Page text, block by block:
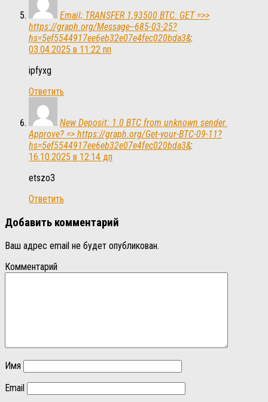
Email; TRANSFER 1,93500 BTC. GET =>>
https://graph.org/Message--685-03-25?
hs=5ef5544917ee6eb32e07e4fec020bda3&:
03.04.2025 в 11:22 пп
ipfyxg
Ответить
New Deposit: 1.0 BTC from unknown sender.
Approve? => https://graph.org/Get-your-BTC-09-11?
hs=5ef5544917ee6eb32e07e4fec020bda3&:
16.10.2025 в 12:14 дп
etszo3
Ответить
Добавить комментарий
Ваш адрес email не будет опубликован.
Комментарий
Имя
Email